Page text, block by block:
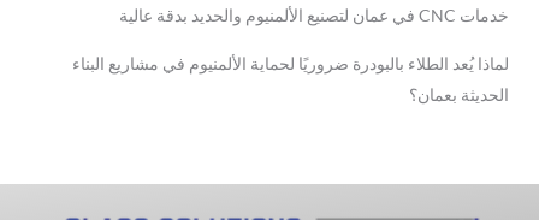
خدمات CNC في عمان لتصنيع الألمنيوم والحديد بدقة عالية
لماذا يُعد الطلاء بالبودرة ضروريًا لحماية الألمنيوم في مشاريع البناء
الحديثة بعمان؟